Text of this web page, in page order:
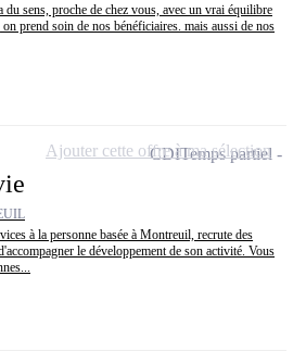
du sens, proche de chez vous, avec un vrai équilibre
prend soin de nos bénéficiaires. mais aussi de nos
à la personne basée à Montreuil, recrute des
le développement de son activité. Vous
CDITemps partiel
Ajouter cette offre à ma sélection